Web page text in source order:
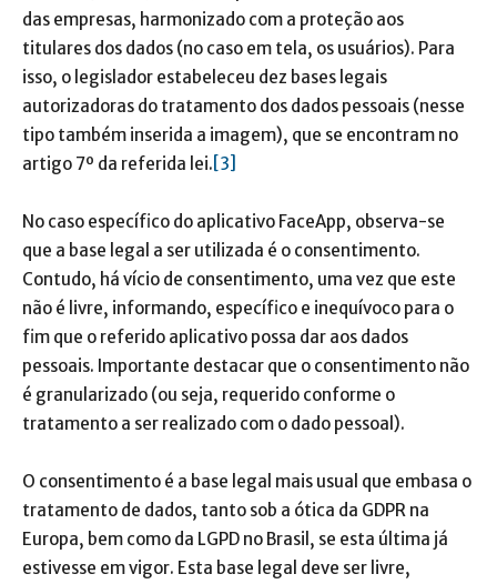
das empresas, harmonizado com a proteção aos
titulares dos dados (no caso em tela, os usuários). Para
isso, o legislador estabeleceu dez bases legais
autorizadoras do tratamento dos dados pessoais (nesse
tipo também inserida a imagem), que se encontram no
artigo 7º da referida lei. [3]
No caso específico do aplicativo FaceApp, observa-se
que a base legal a ser utilizada é o consentimento.
Contudo, há vício de consentimento, uma vez que este
não é livre, informando, específico e inequívoco para o
fim que o referido aplicativo possa dar aos dados
pessoais. Importante destacar que o consentimento não
é granularizado (ou seja, requerido conforme o
tratamento a ser realizado com o dado pessoal).
O consentimento é a base legal mais usual que embasa o
tratamento de dados, tanto sob a ótica da GDPR na
Europa, bem como da LGPD no Brasil, se esta última já
estivesse em vigor. Esta base legal deve ser livre,